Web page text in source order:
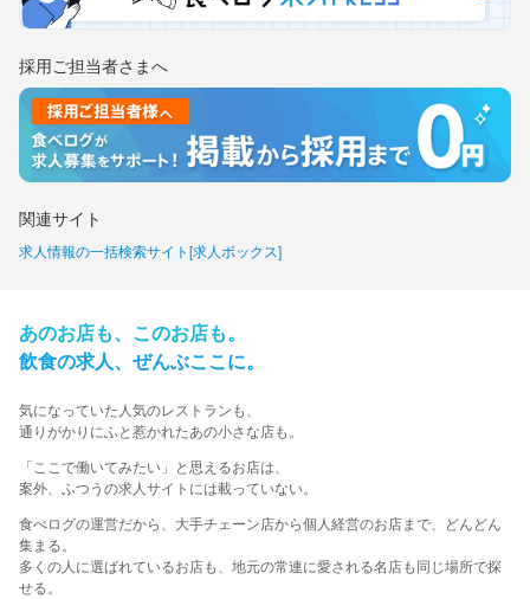
採用ご担当者さまへ
関連サイト
求人情報の一括検索サイト[求人ボックス]
あの​お店も、​この​お店も。​
飲食の​求人、​ぜんぶ​ここに。​
気に​なっていた​人気の​レストランも、
​通りが​かりに​ふと​惹かれた​あの​小さな​店も。​
​「ここで​働いてみたい」と​思える​お店は、​
案外、​ふつうの​求人サイトには​載っていない。​
食べログの運営だから、大手チェーン店から個人経営のお店まで、どんどん
集まる。
多くの人に選ばれているお店も、地元の常連に愛される名店も同じ場所で探
せる。​